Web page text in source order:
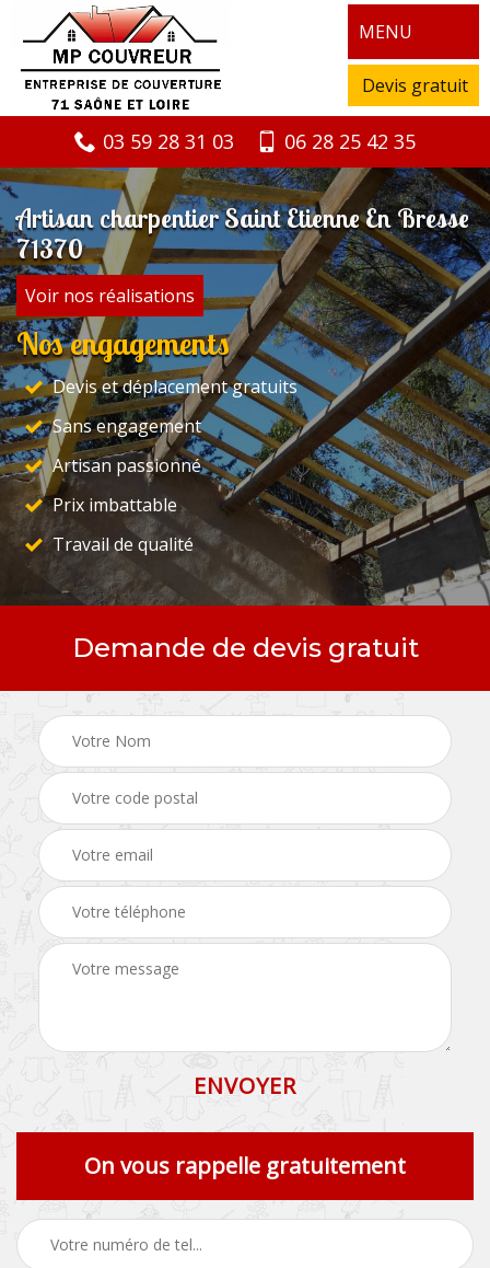
MENU
Devis gratuit
03 59 28 31 03 06 28 25 42 35
Artisan charpentier Saint Etienne En Bresse
71370
Voir nos réalisations
Nos engagements
Devis et déplacement gratuits
Sans engagement
Artisan passionné
Prix imbattable
Travail de qualité
Demande de devis gratuit
On vous rappelle gratuitement